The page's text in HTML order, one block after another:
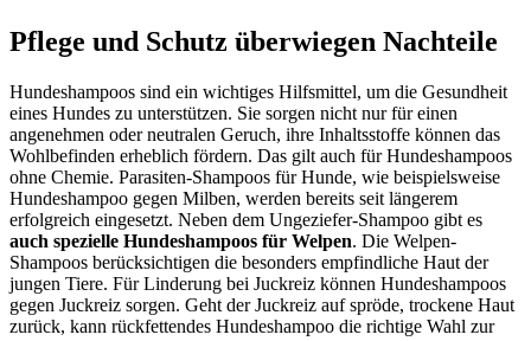
Pflege und Schutz überwiegen Nachteile
Hundeshampoos sind ein wichtiges Hilfsmittel, um die Gesundheit
eines Hundes zu unterstützen. Sie sorgen nicht nur für einen
angenehmen oder neutralen Geruch, ihre Inhaltsstoffe können das
Wohlbefinden erheblich fördern. Das gilt auch für Hundeshampoos
ohne Chemie. Parasiten-Shampoos für Hunde, wie beispielsweise
Hundeshampoo gegen Milben, werden bereits seit längerem
erfolgreich eingesetzt. Neben dem Ungeziefer-Shampoo gibt es
auch spezielle Hundeshampoos für Welpen. Die Welpen-
Shampoos berücksichtigen die besonders empfindliche Haut der
jungen Tiere. Für Linderung bei Juckreiz können Hundeshampoos
gegen Juckreiz sorgen. Geht der Juckreiz auf spröde, trockene Haut
zurück, kann rückfettendes Hundeshampoo die richtige Wahl zur